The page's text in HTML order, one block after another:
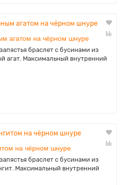
агатом на чёрном шнуре
браслет с бусинами из
агат. Максимальный внутренний
на чёрном шнуре
браслет с бусинами из
Максимальный внутренний